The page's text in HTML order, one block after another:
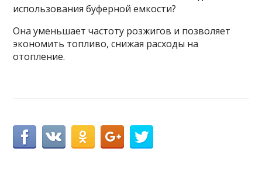
использования буферной емкости?
Она уменьшает частоту розжигов и позволяет
экономить топливо, снижая расходы на
отопление.